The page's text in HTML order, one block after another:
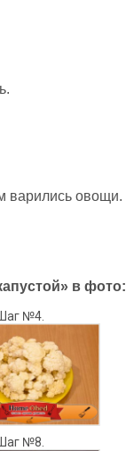
варились овощи.
в фото:
№4.
№8.